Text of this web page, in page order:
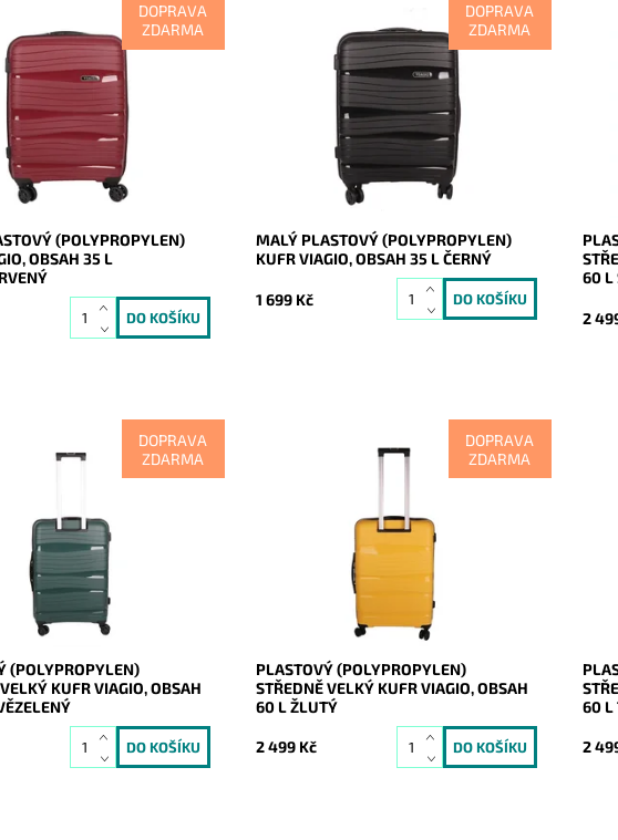
DOPRAVA
ZDARMA
odolný plastový
cestovní kufr značky
z pevného
jež je odolnější a
běžně...
20282
VIAGIO
2 roky
(POLYPROPYLEN)
OBSAH 35 L
DOPRAVA
ZDARMA
Malý černý odolný plastový
(skořepinový) cestovní kufr značky
VIAGIO vyrobený z pevného
polypropylenu, jež je odolnější a
pevnější než běžně...
Dostupnost:
20281
VIAGIO
2 roky
MALÝ PLASTOVÝ (POLYPROPYLEN)
KUFR VIAGIO, OBSAH 35 L ČERNÝ
1 699 Kč
60 L
2
DOPRAVA
ZDARMA
tmavězelený odolný
vyrobený z pevného
jež je odolnější a
Skladem
20278
VIAGIO
2 roky
(POLYPROPYLEN)
KUFR VIAGIO, OBSAH
DOPRAVA
ZDARMA
Středně velký žlutý odolný plastový
VIAGIO vyrobený z pevného
polypropylenu, jež je odolnější a
pevnější než...
Skladem
20277
VIAGIO
2 roky
PLASTOVÝ (POLYPROPYLEN)
STŘEDNĚ VELKÝ KUFR VIAGIO, OBSAH
60 L ŽLUTÝ
2 499 Kč
60 L
2